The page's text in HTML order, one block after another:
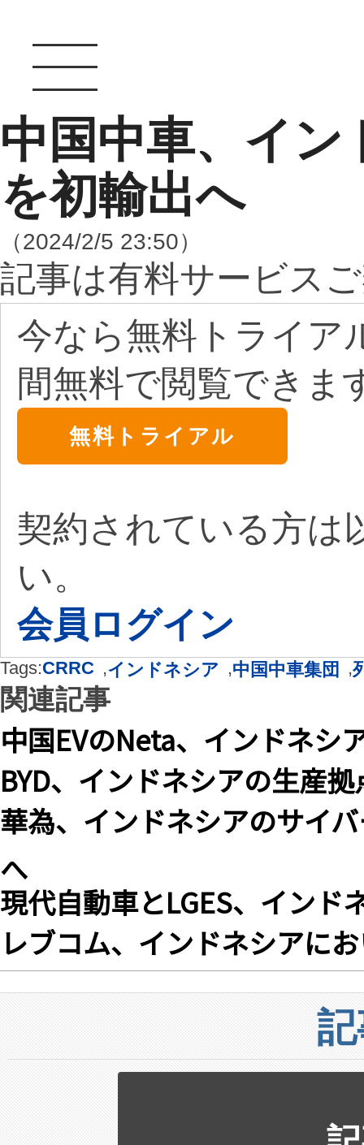
中国中車、イン
を初輸出へ
（2024/2/5 23:50）
記事は有料サービス
今なら無料トライア
間無料で閲覧できま
無料トライアル
契約されている方は
い。
会員ログイン
Tags:CRRC ,インドネシア ,中国中車集団 ,
関連記事
中国EVのNeta、インドネシ
BYD、インドネシアの生産
華為、インドネシアのサイ
へ
現代自動車とLGES、インド
レブコム、インドネシアに